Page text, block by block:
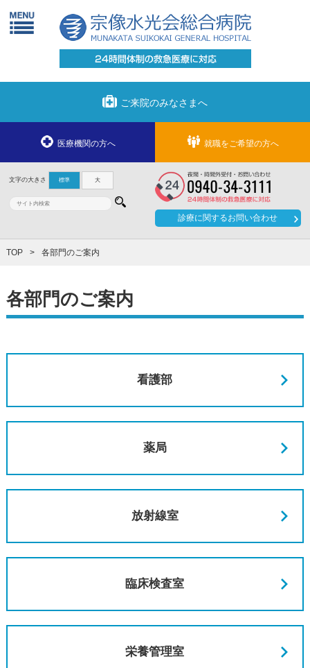
ご来院のみなさまへ
医療機関の方へ 就職をご希望の方へ
診療に関するお問い合わせ
文字の大きさ 標準 大
TOP 各部門のご案内
各部門のご案内
看護部
薬局
放射線室
臨床検査室
栄養管理室